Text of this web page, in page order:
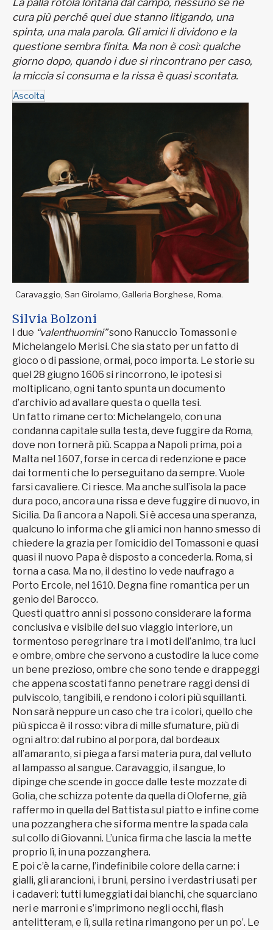
La palla rotola lontana dal campo, nessuno se ne
cura più perché quei due stanno litigando, una
spinta, una mala parola. Gli amici li dividono e la
questione sembra finita. Ma non è così: qualche
giorno dopo, quando i due si rincontrano per caso,
la miccia si consuma e la rissa è quasi scontata.
Ascolta
Caravaggio, San Girolamo, Galleria Borghese, Roma.
Silvia Bolzoni
I due “valenthuomini”sono Ranuccio Tomassoni e
Michelangelo Merisi. Che sia stato per un fatto di
gioco o di passione, ormai, poco importa. Le storie su
quel 28 giugno 1606 si rincorrono, le ipotesi si
moltiplicano, ogni tanto spunta un documento
d’archivio ad avallare questa o quella tesi.
Un fatto rimane certo: Michelangelo, con una
condanna capitale sulla testa, deve fuggire da Roma,
dove non tornerà più. Scappa a Napoli prima, poi a
Malta nel 1607, forse in cerca di redenzione e pace
dai tormenti che lo perseguitano da sempre. Vuole
farsi cavaliere. Ci riesce. Ma anche sull’isola la pace
dura poco, ancora una rissa e deve fuggire di nuovo, in
Sicilia. Da lì ancora a Napoli. Si è accesa una speranza,
qualcuno lo informa che gli amici non hanno smesso di
chiedere la grazia per l’omicidio del Tomassoni e quasi
quasi il nuovo Papa è disposto a concederla. Roma, si
torna a casa. Ma no, il destino lo vede naufrago a
Porto Ercole, nel 1610. Degna fine romantica per un
genio del Barocco.
Questi quattro anni si possono considerare la forma
conclusiva e visibile del suo viaggio interiore, un
tormentoso peregrinare tra i moti dell’animo, tra luci
e ombre, ombre che servono a custodire la luce come
un bene prezioso, ombre che sono tende e drappeggi
che appena scostati fanno penetrare raggi densi di
pulviscolo, tangibili, e rendono i colori più squillanti.
Non sarà neppure un caso che tra i colori, quello che
più spicca è il rosso: vibra di mille sfumature, più di
ogni altro: dal rubino al porpora, dal bordeaux
all’amaranto, si piega a farsi materia pura, dal velluto
al lampasso al sangue. Caravaggio, il sangue, lo
dipinge che scende in gocce dalle teste mozzate di
Golia, che schizza potente da quella di Oloferne, già
raffermo in quella del Battista sul piatto e infine come
una pozzanghera che si forma mentre la spada cala
sul collo di Giovanni. L’unica firma che lascia la mette
proprio lì, in una pozzanghera.
E poi c’è la carne, l’indefinibile colore della carne: i
gialli, gli arancioni, i bruni, persino i verdastri usati per
i cadaveri: tutti lumeggiati dai bianchi, che squarciano
neri e marroni e s’imprimono negli occhi, flash
antelitteram, e lì, sulla retina rimangono per un po’. Le